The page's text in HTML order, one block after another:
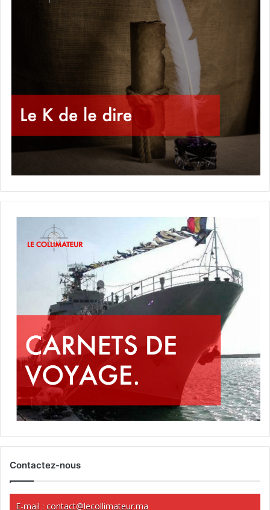
Contactez-nous
E-mail : contact@lecollimateur.ma